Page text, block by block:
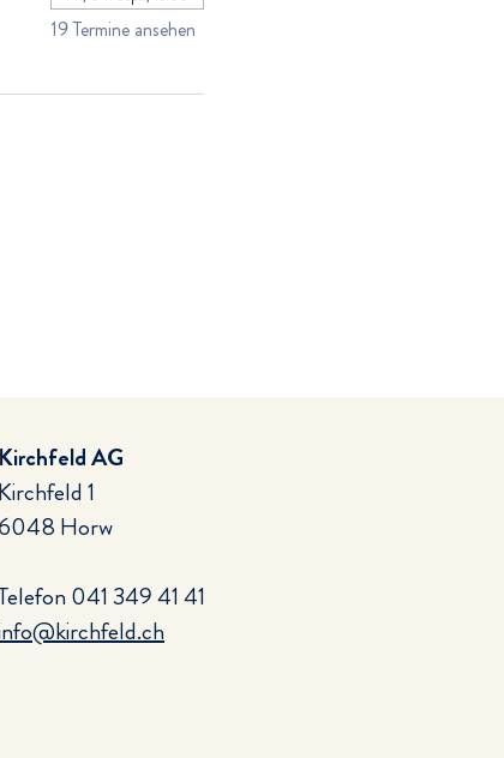
19 Termine ansehen
Kirchfeld AG
Kirchfeld 1
6048 Horw
041 349 41 41